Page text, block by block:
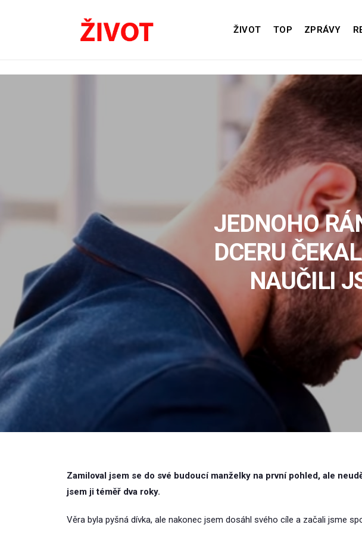
ŽIVOT TOP ZPRÁVY
JEDNOHO
DCERU
NAUČILI
Zamiloval jsem se do své budoucí manželky na první pohled, ale
jsem ji téměř dva roky.
Věra byla pyšná dívka, ale nakonec jsem dosáhl svého cíle a začali jsme